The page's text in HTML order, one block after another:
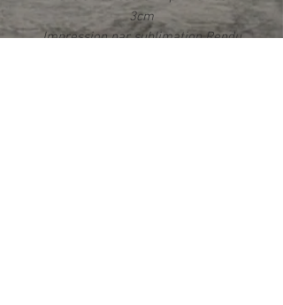
3cm
Impression par sublimation Rendu